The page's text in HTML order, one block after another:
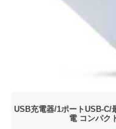
USB充電器/1ポートUSB-C/
電 コンパク